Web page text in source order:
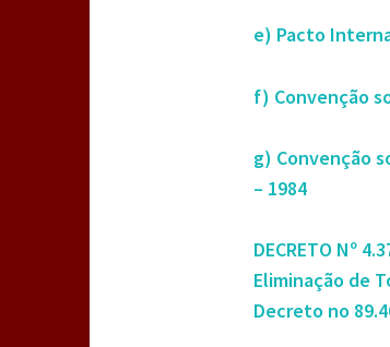
e) Pacto
f) Convenção
g) Convenção
– 1984
DECRETO Nº
Eliminação de
Decreto no